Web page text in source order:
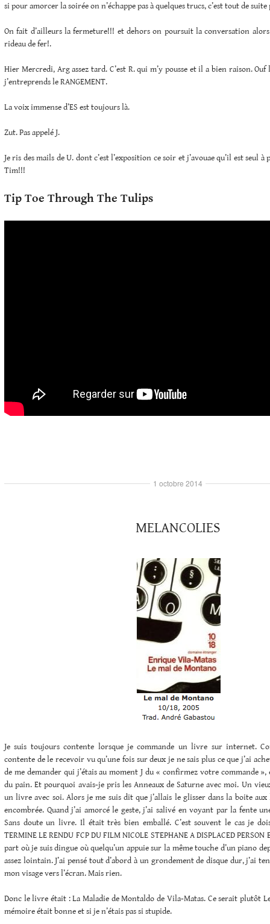
si pour amorcer la soirée on n’échappe pas à quelques trucs, c’est tout de
On fait d’ailleurs la fermeture!!! et dehors on poursuit la conversation alors
rideau de fer!.
Hier Mercredi, Arg assez tard. C’est R. qui m’y pousse et il a bien raison.
j’entreprends le RANGEMENT.
La voix immense d’ES est toujours là.
Zut. Pas appelé J.
Je ris des mails de U. dont c’est l’exposition ce soir et j’avouae qu’il est seul
Tim!!!
Tip Toe Through The Tulips
MELANCOLIES
Je suis toujours contente lorsque je commande un livre sur internet.
contente de le recevoir vu qu’une fois sur deux je ne sais plus ce que j’ai
de me demander qui j’étais au moment J du « confirmez votre commande »,
du pain. Et pourquoi avais-je pris les Anneaux de Saturne avec moi. Un
un livre avec soi. Alors je me suis dit que j’allais le glisser dans la boite
encombrée. Quand j’ai amorcé le geste, j’ai salivé en voyant par la fente
Sans doute un livre. Il était très bien emballé. C’est souvent le cas je
TERMINE LE RENDU FCP DU FILM NICOLE STEPHANE A DISPLACED PERSON
part où je suis dingue où quelqu’un appuie sur la même touche d’un piano
assez lointain. J’ai pensé tout d’abord à un grondement de disque dur, j’ai
mon visage vers l’écran. Mais rien.
Donc le livre était : La Maladie de Montaldo de Vila-Matas. Ce serait plutôt
mémoire était bonne et si je n’étais pas si stupide.
1 octobre 2014